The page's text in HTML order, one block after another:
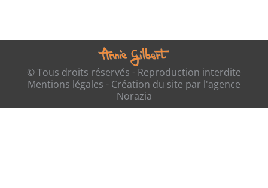
© Tous droits réservés - Reproduction interdite
Mentions légales - Création du site par l'agence
Norazia